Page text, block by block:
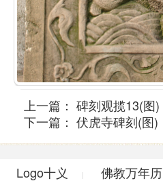
上一篇： 碑刻观揽13(图)
下一篇： 伏虎寺碑刻(图)
Logo十义 | 佛教万年历